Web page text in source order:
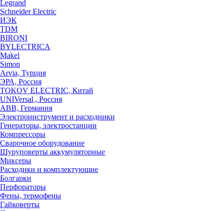
Legrand
Schneider Electric
ИЭК
TDM
BIRONI
BYLECTRICA
Makel
Simon
Arvia, Турция
ЭРА, Россия
TOKOV ELECTRIC, Китай
UNIVersal , Россия
ABB, Германия
Электроинструмент и расходники
Генераторы, электростанции
Компрессоры
Сварочное оборудование
Шуруповерты аккумуляторные
Миксеры
Расходики и комплектующие
Болгарки
Перфораторы
Фены, термофены
Гайковерты